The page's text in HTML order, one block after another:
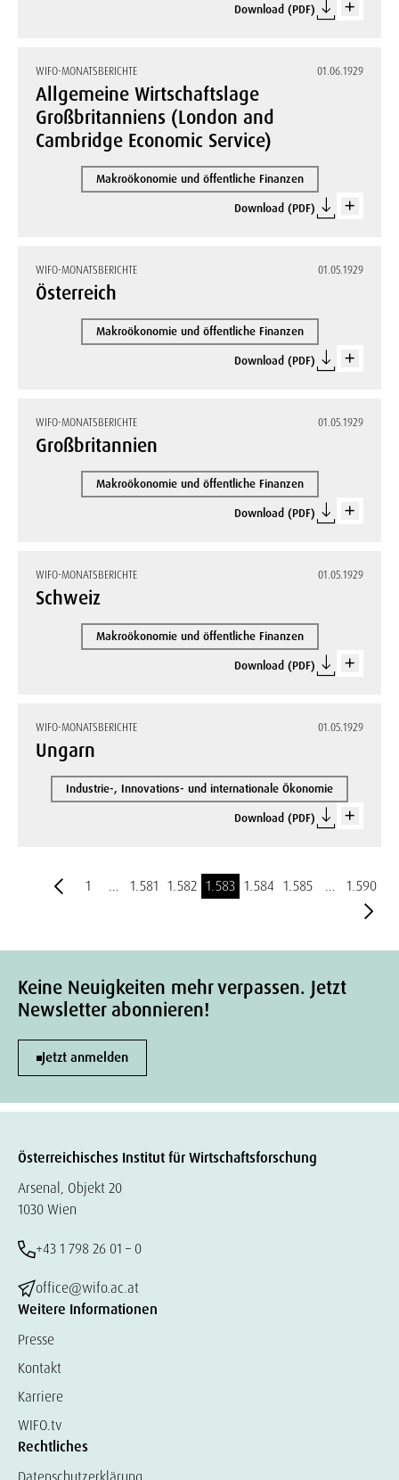
Download (PDF)
WIFO-MONATSBERICHTE 01.06.1929
Allgemeine Wirtschaftslage
Großbritanniens (London and
Cambridge Economic Service)
Makroökonomie und öffentliche Finanzen
Download (PDF)
WIFO-MONATSBERICHTE 01.05.1929
Österreich
Makroökonomie und öffentliche Finanzen
Download (PDF)
WIFO-MONATSBERICHTE 01.05.1929
Großbritannien
Makroökonomie und öffentliche Finanzen
Download (PDF)
WIFO-MONATSBERICHTE 01.05.1929
Schweiz
Makroökonomie und öffentliche Finanzen
Download (PDF)
WIFO-MONATSBERICHTE 01.05.1929
Ungarn
Industrie-, Innovations- und internationale Ökonomie
Download (PDF)
1 … 1.581 1.582 1.583 1.584 1.585 … 1.590
Keine Neuigkeiten mehr verpassen. Jetzt
Newsletter abonnieren!
Jetzt anmelden
Österreichisches Institut für Wirtschaftsforschung
Arsenal, Objekt 20
1030 Wien
+43 1 798 26 01 – 0
office@wifo.ac.at
Weitere Informationen
Presse
Kontakt
Karriere
WIFO.tv
Rechtliches